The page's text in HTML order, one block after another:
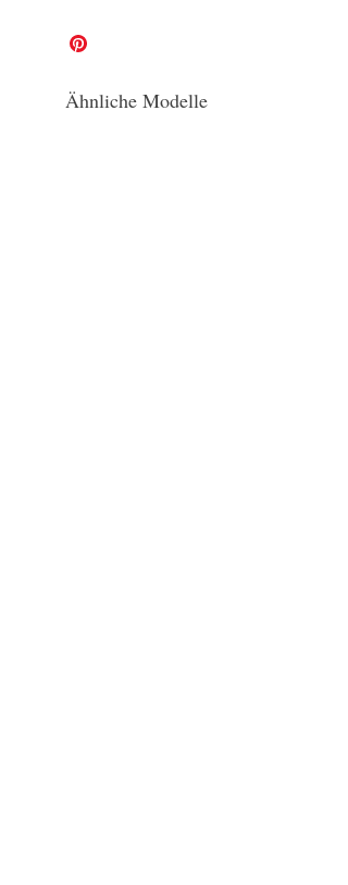
Ähnliche Modelle